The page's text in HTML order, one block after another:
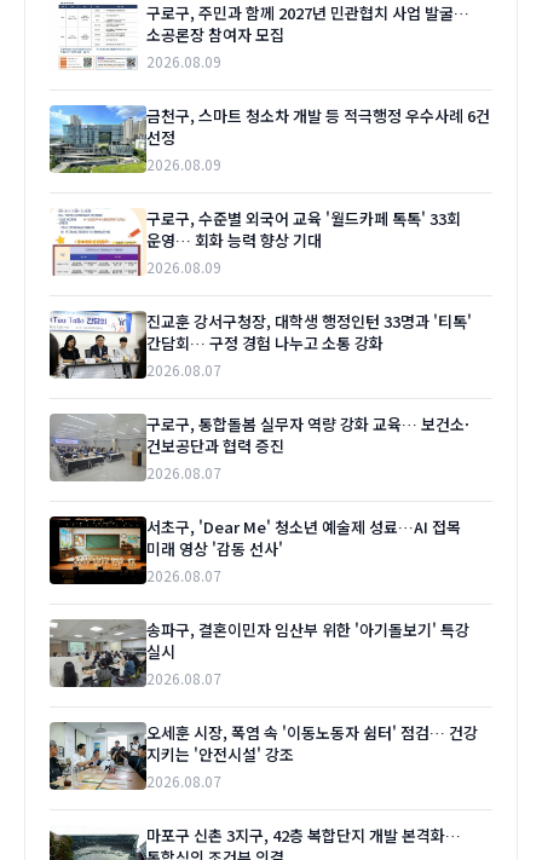
구로구, 주민과 함께 2027년 민관협치 사업 발굴…
소공론장 참여자 모집
2026.08.09
금천구, 스마트 청소차 개발 등 적극행정 우수사례 6건
선정
2026.08.09
구로구, 수준별 외국어 교육 '월드카페 톡톡' 33회
운영… 회화 능력 향상 기대
2026.08.09
진교훈 강서구청장, 대학생 행정인턴 33명과 '티톡'
간담회… 구정 경험 나누고 소통 강화
2026.08.07
구로구, 통합돌봄 실무자 역량 강화 교육… 보건소·
건보공단과 협력 증진
2026.08.07
서초구, 'Dear Me' 청소년 예술제 성료…AI 접목
미래 영상 '감동 선사'
2026.08.07
송파구, 결혼이민자 임산부 위한 '아기돌보기' 특강
실시
2026.08.07
오세훈 시장, 폭염 속 '이동노동자 쉼터' 점검… 건강
지키는 '안전시설' 강조
2026.08.07
마포구 신촌 3지구, 42층 복합단지 개발 본격화…